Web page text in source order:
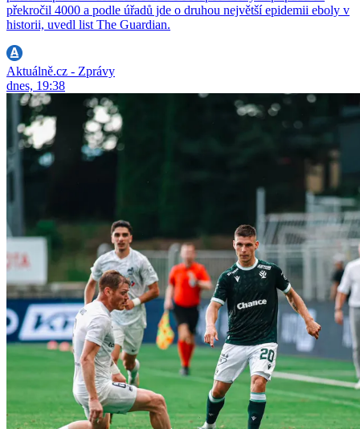
překročil 4000 a podle úřadů jde o druhou největší epidemii eboly v
historii, uvedl list The Guardian.
Aktuálně.cz - Zprávy
dnes, 19:38